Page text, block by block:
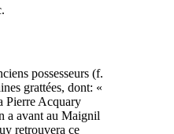
possesseurs (f.
grattées, dont: «
Pierre Acquary
a avant au Maignil
retrouvera ce